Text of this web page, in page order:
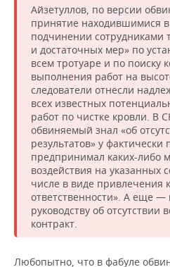
Айзетуллов, по версии
принятие находившимися
подчинении сотрудниками
и достаточных мер» по
всем тротуаре и по поиску
выполнения работ на
следователи отнесли
всех известных
работ по чистке кровли. В
обвиняемый знал «об
результатов» у
предпринимал каких-либо
воздействия на указанных
числе в виде привлечения
ответственности». А еще —
руководству об
контракт.
Любопытно, что в фабуле